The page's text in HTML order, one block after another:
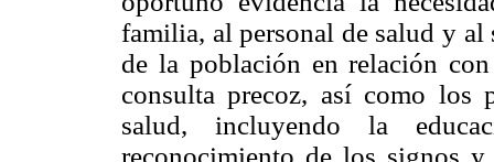
familia, al personal de salud y al
de la población en relación
consulta precoz, así como los
salud, incluyendo la
reconocimiento de los signos